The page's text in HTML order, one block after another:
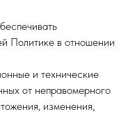
Политике в отношении
и технические
от неправомерного
изменения,